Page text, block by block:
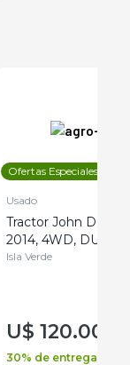
Ofertas Especiales
Usado
Tractor John Deere
2014, 4WD, DUAL
Isla Verde
U$ 120.000
30% de entrega +